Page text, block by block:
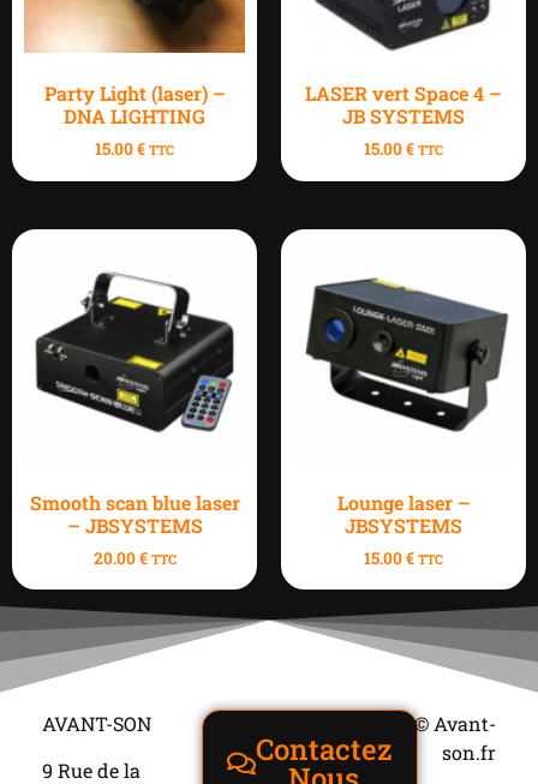
Party Light (laser) –
DNA LIGHTING
15.00€ TTC
LASER vert Space 4 –
JB SYSTEMS
15.00€ TTC
Smooth scan blue laser
– JBSYSTEMS
20.00€ TTC
Lounge laser –
JBSYSTEMS
15.00€ TTC
AVANT-SON
9 Rue de la
Contactez
© Avant-
son.fr